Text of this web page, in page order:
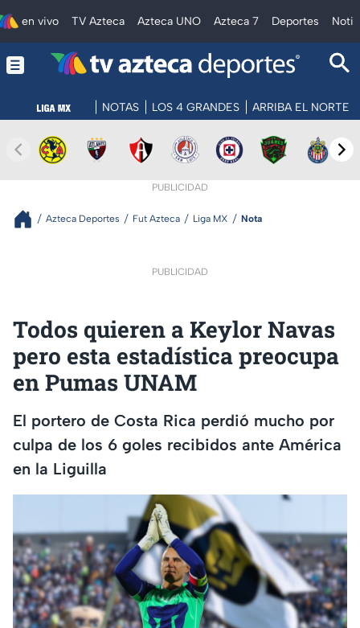
en vivo TV Azteca Azteca UNO Azteca 7 Deportes
NOTAS LOS 4 GRANDES ARRIBA EL NORTE
PUBLICIDAD
Azteca Deportes Fut Azteca Liga MX Nota
PUBLICIDAD
Todos quieren a Keylor Navas
pero esta estadística preocupa
en Pumas UNAM
El portero de Costa Rica perdió mucho por
culpa de los 6 goles recibidos ante América
en la Liguilla